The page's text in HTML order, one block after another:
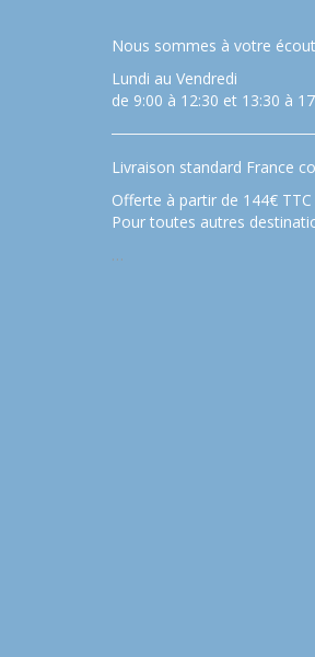
Nous sommes à votre
Lundi au Vendredi
de 9:00 à 12:30 et 13:30 à
Livraison standard France
Offerte à partir de 144€ TTC
Pour toutes autres
…